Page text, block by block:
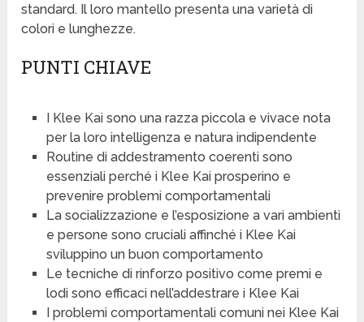
standard. Il loro mantello presenta una varietà di
colori e lunghezze.
PUNTI CHIAVE
I Klee Kai sono una razza piccola e vivace nota
per la loro intelligenza e natura indipendente
Routine di addestramento coerenti sono
essenziali perché i Klee Kai prosperino e
prevenire problemi comportamentali
La socializzazione e l’esposizione a vari ambienti
e persone sono cruciali affinché i Klee Kai
sviluppino un buon comportamento
Le tecniche di rinforzo positivo come premi e
lodi sono efficaci nell’addestrare i Klee Kai
I problemi comportamentali comuni nei Klee Kai